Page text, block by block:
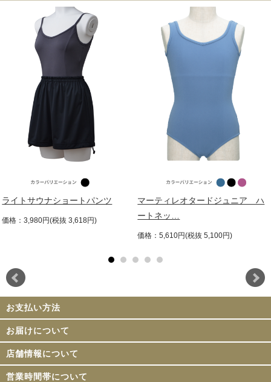
ライトサウナショートパンツ
価格：3,980円(税抜 3,618円)
マーティレオタードジュニア ハ
ートネッ…
価格：5,610円(税抜 5,100円)
お支払い方法
お届けについて
店舗情報について
営業時間帯について